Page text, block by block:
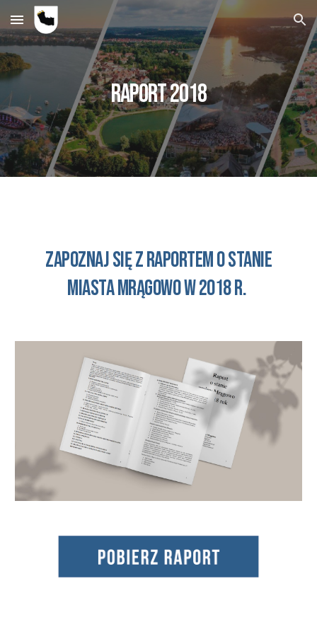
Skip to main content Skip to navigation
Raport 2018
Zapoznaj się z raportem o stanie
MIASTA Mrągowow 2018r.